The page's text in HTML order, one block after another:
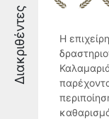
Διακριθέντες
Η